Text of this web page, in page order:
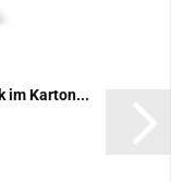
im Kar­ton...